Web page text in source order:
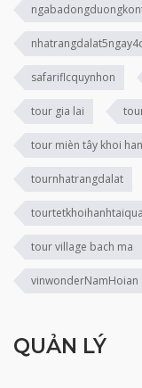
safariflcquynhon
tour gia lai
tour mièn tây khoi
tournhatrangdalat
tour village bach ma
vinwonderNamHoian
QUẢN LÝ